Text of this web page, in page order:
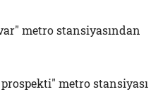
metro stansiyasından
metro stansiyası